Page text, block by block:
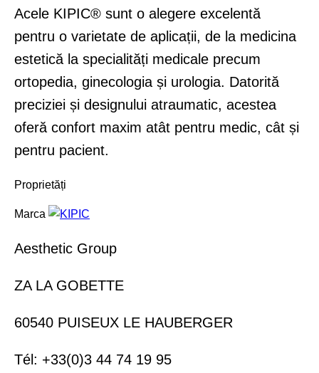
Acele KIPIC® sunt o alegere excelentă
pentru o varietate de aplicații, de la medicina
estetică la specialități medicale precum
ortopedia, ginecologia și urologia. Datorită
preciziei și designului atraumatic, acestea
oferă confort maxim atât pentru medic, cât și
pentru pacient.
Proprietăți
Marca
Aesthetic Group
ZA LA GOBETTE
60540 PUISEUX LE HAUBERGER
Tél: +33(0)3 44 74 19 95